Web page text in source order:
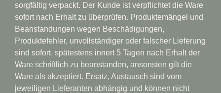
sorgfältig verpackt. Der Kunde ist verpflichtet die Ware
sofort nach Erhalt zu überprüfen. Produktemängel und
Beanstandungen wegen Beschädigungen,
Produktefehler, unvollständiger oder falscher Lieferung
sind sofort, spätestens innert 5 Tagen nach Erhalt der
Ware schriftlich zu beanstanden, ansonsten gilt die
Ware als akzeptiert. Ersatz, Austausch sind vom
jeweiligen Lieferanten abhängig und können nicht